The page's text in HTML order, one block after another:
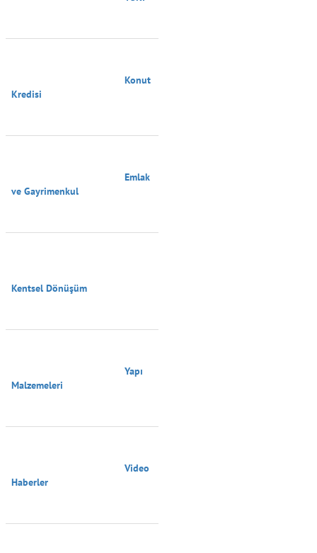
Kredisi
ve Gayrimenkul
Kentsel Dönüşüm
Malzemeleri
Haberler